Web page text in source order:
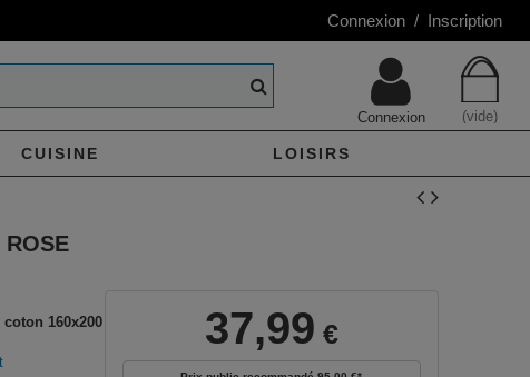
Connexion / Inscription
(vide)
Connexion
CUISINE LOISIRS
ROSE
160x200
37,99 €